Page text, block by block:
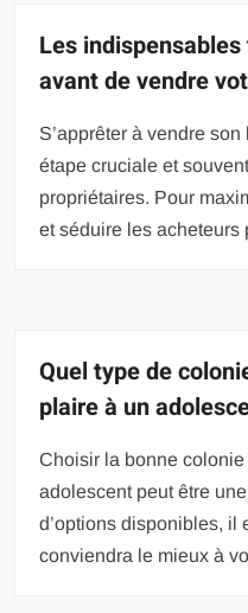
Les
avant de vendre
S’apprêter à vendre
étape cruciale et
propriétaires. Pour
et séduire les acheteurs
Quel type de
plaire à un
Choisir la bonne
adolescent peut être
d’options disponibles, il
conviendra le mieux à